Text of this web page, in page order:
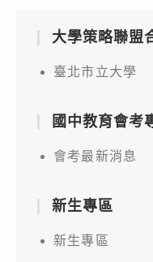
大學策略聯盟
臺北市立大學
國中教育會考
會考最新消息
新生專區
新生專區